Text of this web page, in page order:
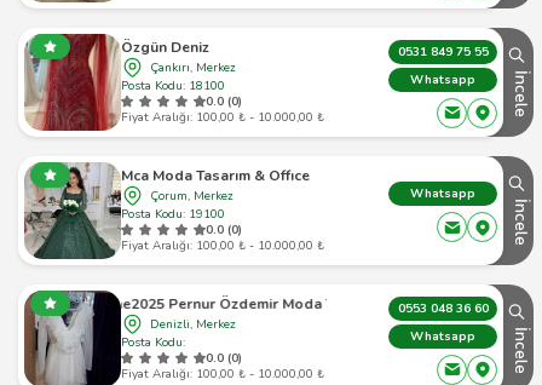
Özgün Deniz
Çankırı, Merkez
Posta Kodu: 18100
0.0 (0)
Fiyat Aralığı: 100,00 ₺ - 10.000,00 ₺
0531 849 75 55
Whatsapp
İncele
Mca Moda Tasarım & Offıce
Çorum, Merkez
Posta Kodu: 19100
0.0 (0)
Fiyat Aralığı: 100,00 ₺ - 10.000,00 ₺
Whatsapp
İncele
Pernur Özdemir Moda Tasarım Merkezi
Denizli, Merkez
Posta Kodu:
0.0 (0)
Fiyat Aralığı: 100,00 ₺ - 10.000,00 ₺
0553 048 36 60
Whatsapp
İncele